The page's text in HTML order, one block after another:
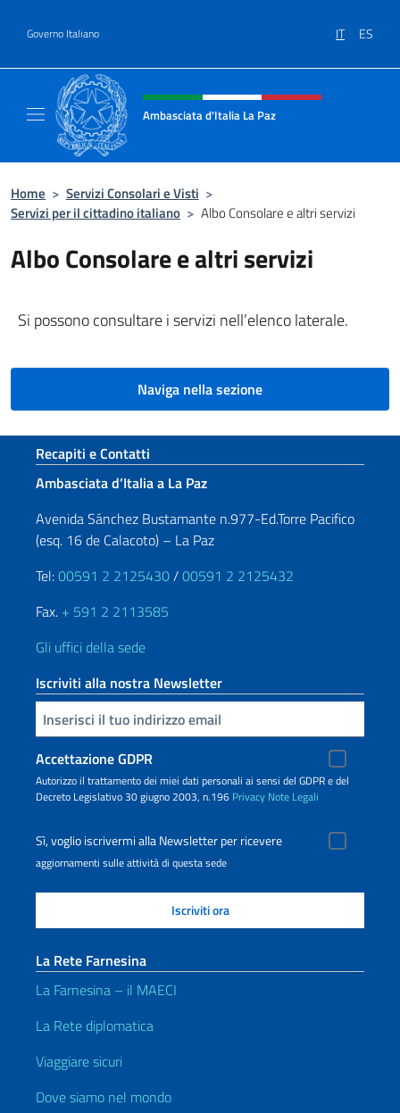
Governo Italiano IT ES
Intestazione sito, social e menù
Ambasciata d'Italia La Paz
Home > Servizi Consolari e Visti >
Servizi per il cittadino italiano > Albo Consolare e altri servizi
Albo Consolare e altri servizi
Si possono consultare i servizi nell’elenco laterale.
Naviga nella sezione
Sezione footer
Recapiti e Contatti
Ambasciata d’Italia a La Paz
Avenida Sánchez Bustamante n.977-Ed.Torre Pacifico
(esq. 16 de Calacoto) – La Paz
Tel:00591 2 2125430/00591 2 2125432
Fax. + 591 2 2113585
Gli uffici della sede
Iscriviti alla nostra Newsletter
Inserisci la tua email
Accettazione GDPR
Autorizzo il trattamento dei miei dati personali ai sensi del GDPR e del
Decreto Legislativo 30 giugno 2003, n.196 Privacy Note Legali
Sì, voglio iscrivermi alla Newsletter per ricevere
aggiornamenti sulle attività di questa sede
La Rete Farnesina
La Farnesina – il MAECI
La Rete diplomatica
Viaggiare sicuri
Dove siamo nel mondo